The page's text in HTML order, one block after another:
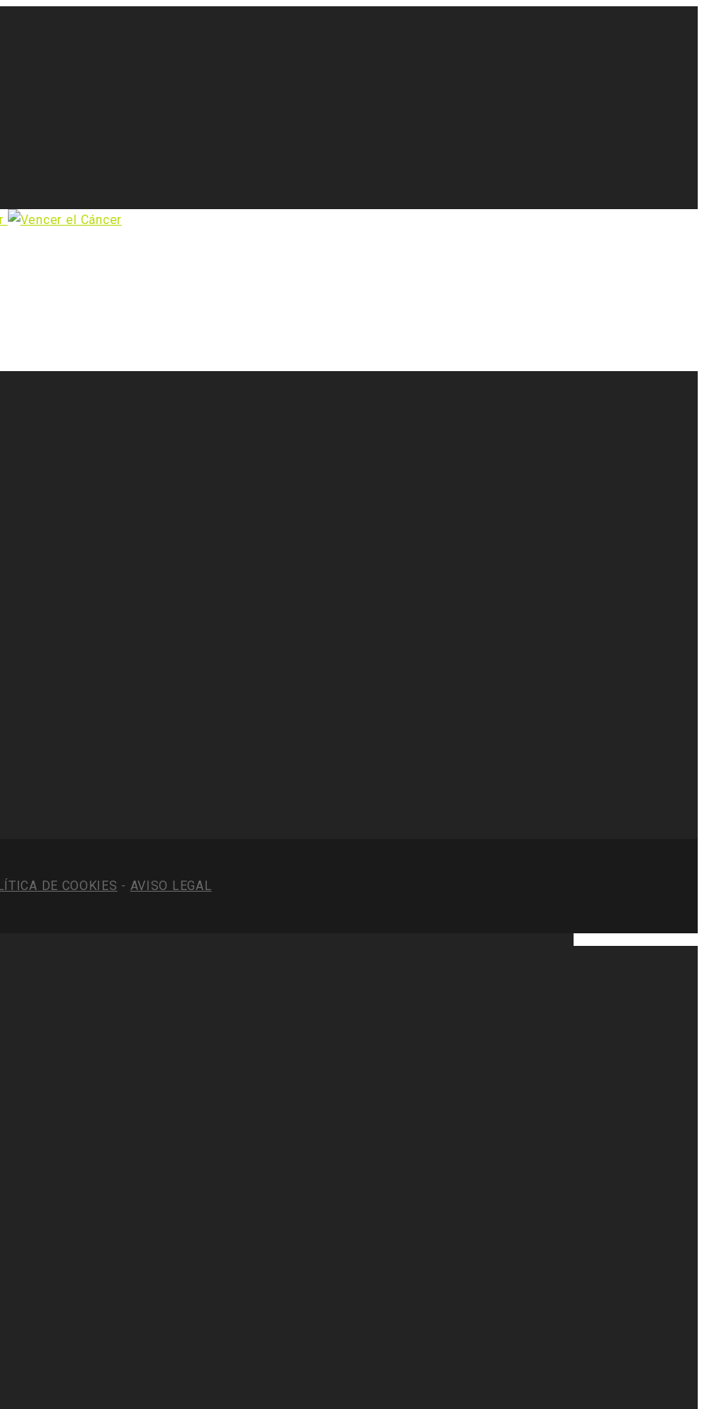
DE COOKIES - AVISO LEGAL